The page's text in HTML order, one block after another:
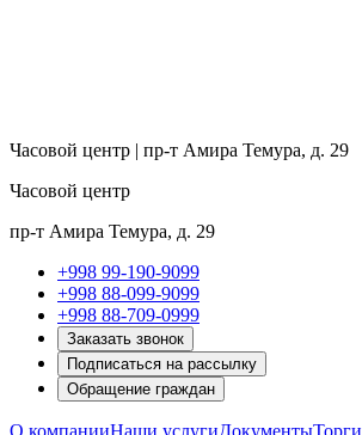
Часовой центр | пр-т Амира Темура, д. 29
Часовой центр
пр-т Амира Темура, д. 29
+998 99-190-9099
+998 88-099-9099
+998 88-709-0999
Заказать звонок
Подписаться на рассылку
Обращение граждан
О компанииНаши услугиДокументыТорги